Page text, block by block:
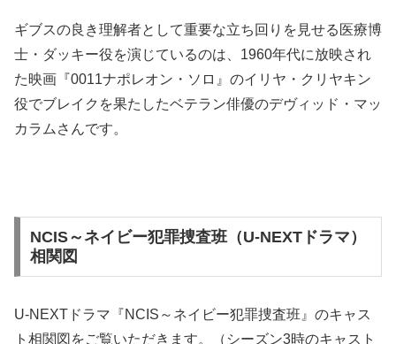
ギブスの良き理解者として重要な立ち回りを見せる医療博
士・ダッキー役を演じているのは、1960年代に放映され
た映画『0011ナポレオン・ソロ』のイリヤ・クリヤキン
役でブレイクを果たしたベテラン俳優のデヴィッド・マッ
カラムさんです。
NCIS～ネイビー犯罪捜査班（U-NEXTドラマ）
相関図
U-NEXTドラマ『NCIS～ネイビー犯罪捜査班』のキャス
ト相関図をご覧いただきます。（シーズン3時のキャスト